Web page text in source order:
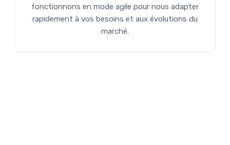
fonctionnons en mode agile pour nous adapter
rapidement à vos besoins et aux évolutions du
marché.